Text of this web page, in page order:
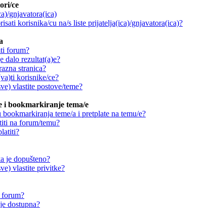
ce
gnjavatora(ica)
korisnika/cu na/s liste prijatelja(ica)/gnjavatora(ica)?
forum?
dalo rezultat(a)e?
stranica?
korisnike/ce?
vlastite postove/teme?
i bookmarkiranje tema/e
teme/a i pretplate na temu/e?
na forum/temu?
je dopušteno?
vlastite privitke?
dostupna?